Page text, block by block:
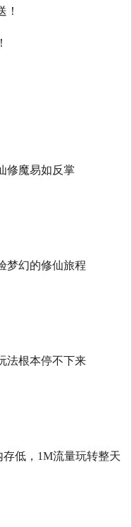
！
修魔易如反掌
梦幻的修仙旅程
法根本停不下来
低， 1M流量玩转整天